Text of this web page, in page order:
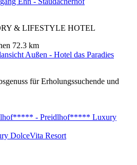
& LIFESTYLE HOTEL
72.3 km
für Erholungssuchende und
DolceVita Resort